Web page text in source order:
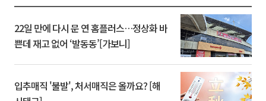
22일 만에 다시 문 연 홈플러스…정상화 바
쁜데 재고 없어 ‘발동동’[가보니]
입추매직 '불발', 처서매직은 올까요? [해